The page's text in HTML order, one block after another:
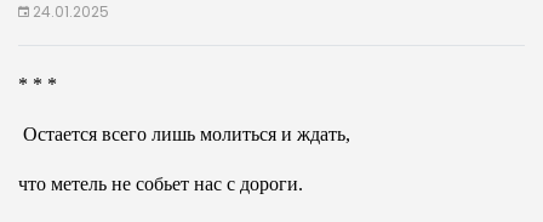
24.01.2025
* * *
Остается всего лишь молиться и ждать,
что метель не собьет нас с дороги.